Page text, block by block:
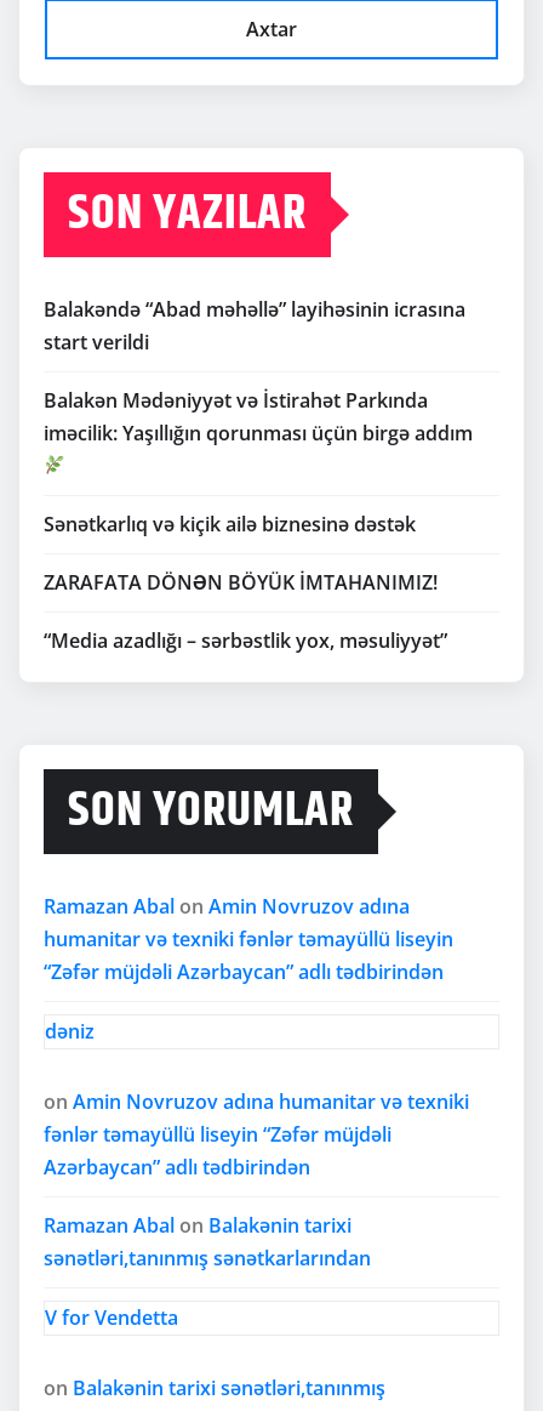
Axtar
SON YAZILAR
Balakəndə “Abad məhəllə” layihəsinin icrasına
start verildi
Balakən Mədəniyyət və İstirahət Parkında
iməcilik: Yaşıllığın qorunması üçün birgə addım
Sənətkarlıq və kiçik ailə biznesinə dəstək
ZARAFATA DÖNƏN BÖYÜK İMTAHANIMIZ!
“Media azadlığı – sərbəstlik yox, məsuliyyət”
SON YORUMLAR
Ramazan Abal on Amin Novruzov adına
humanitar və texniki fənlər təmayüllü liseyin
“Zəfər müjdəli Azərbaycan” adlı tədbirindən
dəniz
on Amin Novruzov adına humanitar və texniki
fənlər təmayüllü liseyin “Zəfər müjdəli
Azərbaycan” adlı tədbirindən
Ramazan Abal on Balakənin tarixi
sənətləri,tanınmış sənətkarlarından
V for Vendetta
on Balakənin tarixi sənətləri,tanınmış